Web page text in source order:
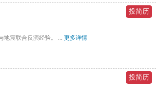
地震联合反演经验。 ... 更多详情